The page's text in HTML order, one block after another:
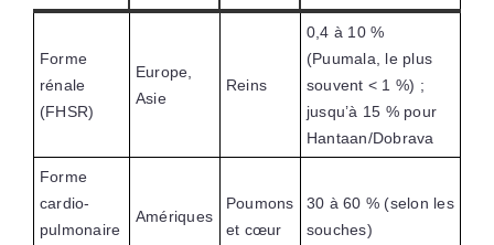
Forme
rénale
(FHSR)
Europe,
Asie
Reins
0,4 à 10 %
(Puumala, le plus
souvent < 1 %) ;
jusqu’à 15 % pour
Hantaan/Dobrava
Forme
cardio-
pulmonaire
Amériques
Poumons
et cœur
30 à 60 % (selon les
souches)